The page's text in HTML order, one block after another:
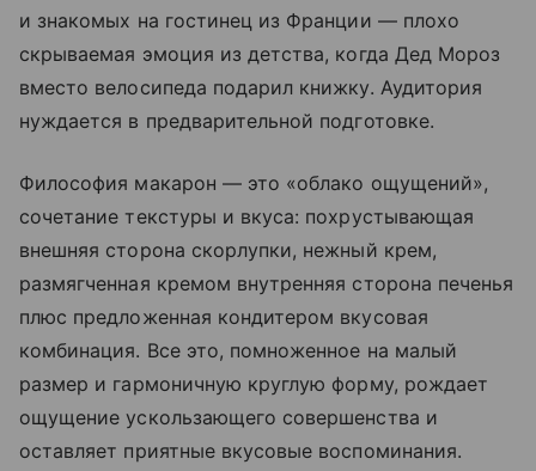
и знакомых на гостинец из Франции — плохо
скрываемая эмоция из детства, когда Дед Мороз
вместо велосипеда подарил книжку. Аудитория
нуждается в предварительной подготовке.
Философия макарон — это «облако ощущений»,
сочетание текстуры и вкуса: похрустывающая
внешняя сторона скорлупки, нежный крем,
размягченная кремом внутренняя сторона печенья
плюс предложенная кондитером вкусовая
комбинация. Все это, помноженное на малый
размер и гармоничную круглую форму, рождает
ощущение ускользающего совершенства и
оставляет приятные вкусовые воспоминания.